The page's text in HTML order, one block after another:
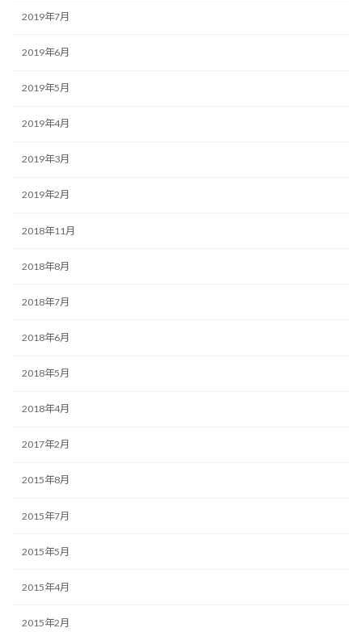
2019年7月
2019年6月
2019年5月
2019年4月
2019年3月
2019年2月
2018年11月
2018年8月
2018年7月
2018年6月
2018年5月
2018年4月
2017年2月
2015年8月
2015年7月
2015年5月
2015年4月
2015年2月